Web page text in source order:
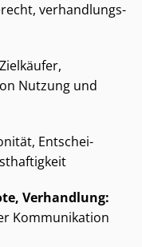
ver­hand­lungs­
Zielkäufer,
Nutzung und
Ent­schei­
Verhandlung:
Kommunikation